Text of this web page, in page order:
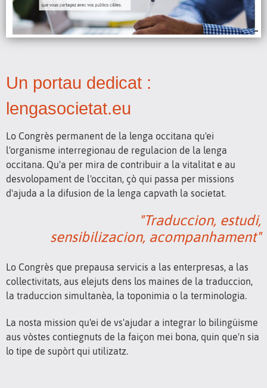
Un portau dedicat :
lengasocietat.eu
Lo Congrès permanent de la lenga occitana qu'ei
l'organisme interregionau de regulacion de la lenga
occitana. Qu'a per mira de contribuir a la vitalitat e au
desvolopament de l'occitan, çò qui passa per missions
d'ajuda a la difusion de la lenga capvath la societat.
"Traduccion, estudi,
sensibilizacion, acompanhament"
Lo Congrès que prepausa servicis a las enterpresas, a las
collectivitats, aus elejuts dens los maines de la traduccion,
la traduccion simultanèa, la toponimia o la terminologia.
La nosta mission qu'ei de vs'ajudar a integrar lo bilingüisme
aus vòstes contiegnuts de la faiçon mei bona, quin que'n sia
lo tipe de supòrt qui utilizatz.